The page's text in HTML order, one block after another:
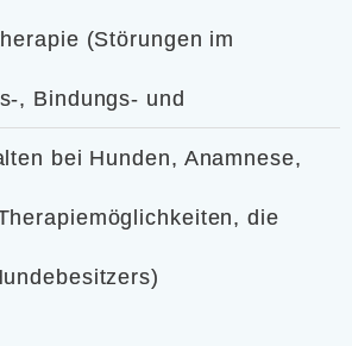
(Störungen im
, Bindungs- und
bei Hunden, Anamnese,
die